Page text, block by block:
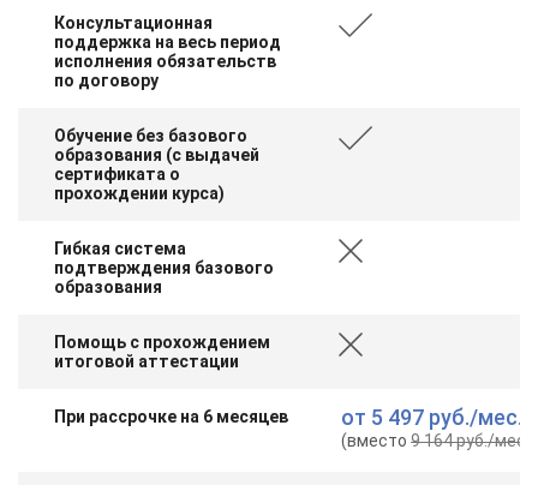
Консультационная
поддержка на весь период
исполнения обязательств
по договору
Обучение без базового
образования (с выдачей
сертификата о
прохождении курса)
Гибкая система
подтверждения базового
образования
Помощь с прохождением
итоговой аттестации
При рассрочке на 6 месяцев от 5 497 руб./мес.
(вместо9 164 руб./мес.